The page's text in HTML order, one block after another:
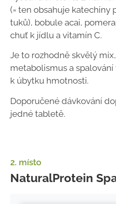
(= ten obsahuje
tuků), bobule acai,
chuť k jídlu a vitamín C.
Je to rozhodně skvělý
metabolismus a
k úbytku hmotnosti.
Doporučené dávkování
jedné tabletě.
2. místo
NaturalProtein